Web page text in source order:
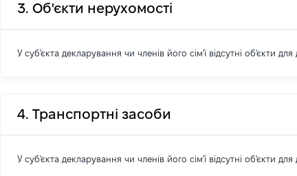
3. Об'єкти нерухомості
У суб'єкта декларування чи членів його сім'ї відсутні об'єкти
4. Транспортні засоби
У суб'єкта декларування чи членів його сім'ї відсутні об'єкти